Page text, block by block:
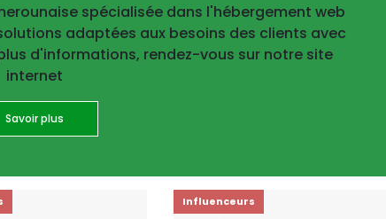
spécialisée dans l'hébergement web
adaptées aux besoins des clients avec
d'informations, rendez-vous sur notre site
internet
Savoir plus
Influenceurs